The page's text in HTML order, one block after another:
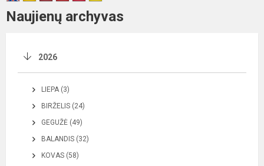
Naujienų archyvas
2026
LIEPA (3)
BIRŽELIS (24)
GEGUŽĖ (49)
BALANDIS (32)
KOVAS (58)